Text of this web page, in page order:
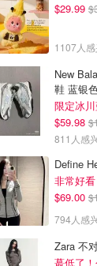
$29.99
1107人
New Balance
鞋 蓝银
限定冰
$59.98
811人感
Define
非常好
$69.00
794人感
Zara 不
蕞低了